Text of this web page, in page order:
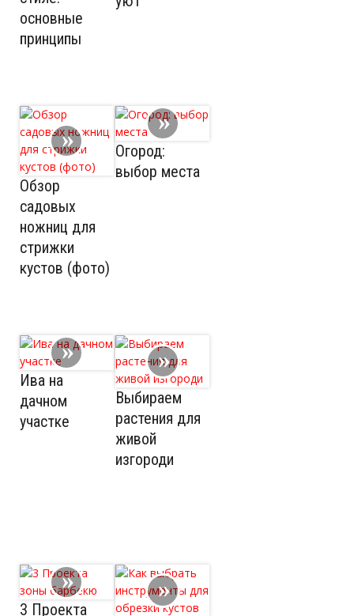
основные
принципы
Обзор
садовых
ножниц для
стрижки
кустов (фото)
Огород:
выбор места
Ива на
дачном
участке
Выбираем
растения для
живой
изгороди
3 Проекта